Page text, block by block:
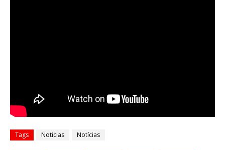
Tags Noticias Notícias